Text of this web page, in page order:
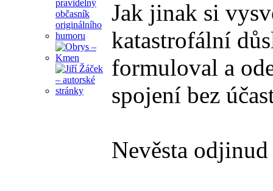
Jak jinak si
katastrofální
formuloval a
spojení bez
Nevěsta odjinud